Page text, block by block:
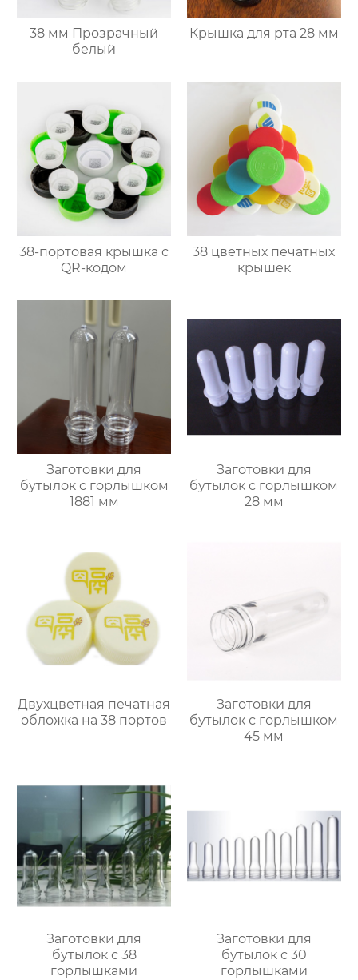
38 мм Прозрачный
белый
Крышка для рта 28 мм
38-портовая крышка с
QR-кодом
38 цветных печатных
крышек
Заготовки для
бутылок с горлышком
1881 мм
Заготовки для
бутылок с горлышком
28 мм
Двухцветная печатная
обложка на 38 портов
Заготовки для
бутылок с горлышком
45 мм
Заготовки для
бутылок с 38
горлышками
Заготовки для
бутылок с 30
горлышками